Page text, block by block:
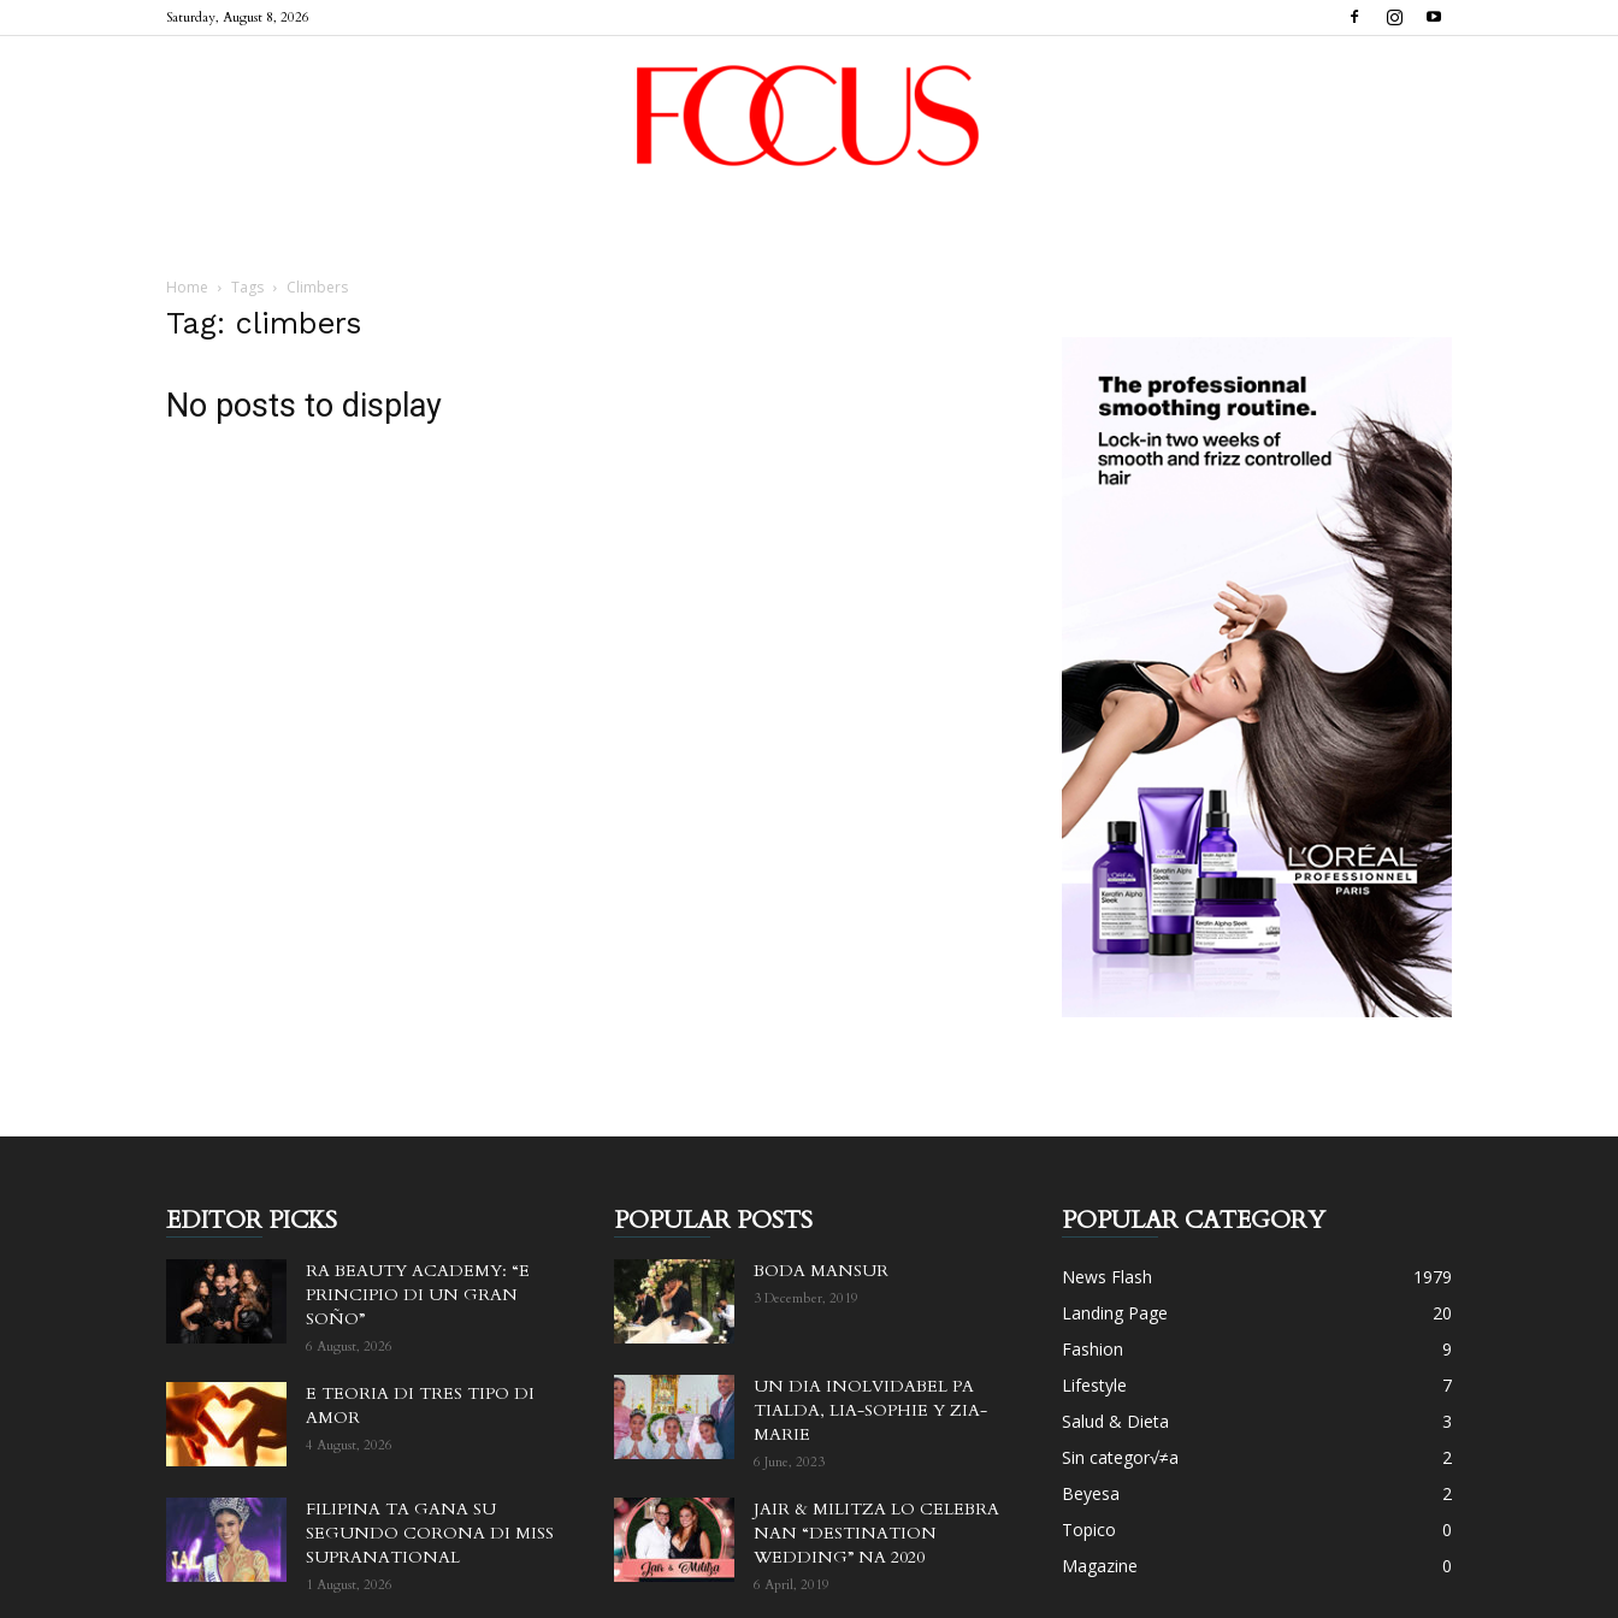
Saturday, August 8, 2026
Home Tags Climbers
Tag: climbers
No posts to display
EDITOR PICKS
RA BEAUTY ACADEMY: “E
PRINCIPIO DI UN GRAN
SOÑO”
6 August, 2026
E TEORIA DI TRES TIPO DI
AMOR
4 August, 2026
FILIPINA TA GANA SU
SEGUNDO CORONA DI MISS
SUPRANATIONAL
1 August, 2026
POPULAR POSTS
BODA MANSUR
3 December, 2019
UN DIA INOLVIDABEL PA
TIALDA, LIA-SOPHIE Y ZIA-
MARIE
6 June, 2023
JAIR & MILITZA LO CELEBRA
NAN “DESTINATION
WEDDING” NA 2020
6 April, 2019
POPULAR CATEGORY
News Flash
1979
Landing Page
20
Fashion
9
Lifestyle
7
Salud & Dieta
3
Sin categor√≠a
2
Beyesa
2
Topico
0
Magazine
0